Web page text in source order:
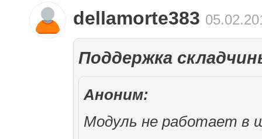
dellamorte383
Поддержка
Аноним:
Модуль не работает в